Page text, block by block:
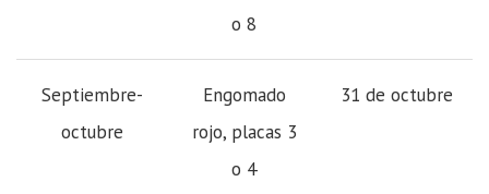
o 8
Septiembre-
octubre
Engomado
rojo, placas 3
o 4
31 de octubre